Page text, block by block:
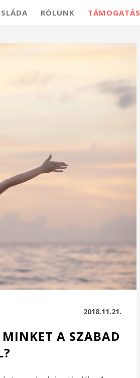
RÓLUNK TÁMOGATÁS
2018.11.21.
A SZABAD